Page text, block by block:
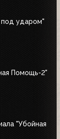
под ударом"
Помощь-2"
"Убойная